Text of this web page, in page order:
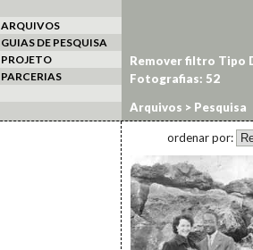
ARQUIVOS
GUIAS DE PESQUISA
PROJETO
PARCERIAS
Arquivos > Pesquisa
Remover filtro Tipo
Fotografias: 52
ordenar por: